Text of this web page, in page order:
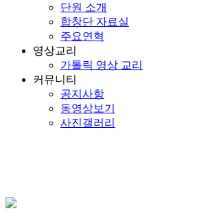
단원 소개
합창단 자료실
주요연혁
영상교리
가톨릭 영상 교리
커뮤니티
공지사항
동영상보기
사진갤러리